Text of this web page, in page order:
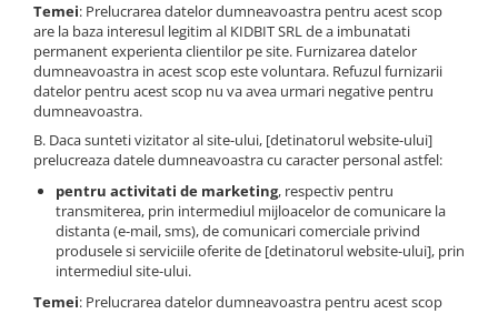
Temei: Prelucrarea datelor dumneavoastra pentru acest scop
are la baza interesul legitim al KIDBIT SRL de a imbunatati
permanent experienta clientilor pe site. Furnizarea datelor
dumneavoastra in acest scop este voluntara. Refuzul furnizarii
datelor pentru acest scop nu va avea urmari negative pentru
dumneavoastra.
B. Daca sunteti vizitator al site-ului, [detinatorul website-ului]
prelucreaza datele dumneavoastra cu caracter personal astfel:
pentru activitati de marketing, respectiv pentru
transmiterea, prin intermediul mijloacelor de comunicare la
distanta (e-mail, sms), de comunicari comerciale privind
produsele si serviciile oferite de [detinatorul website-ului], prin
intermediul site-ului.
Temei: Prelucrarea datelor dumneavoastra pentru acest scop